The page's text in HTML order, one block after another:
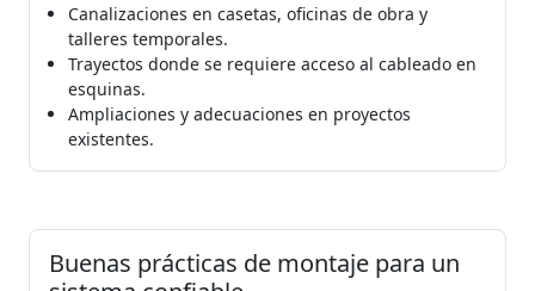
Canalizaciones en casetas, oficinas de obra y
talleres temporales.
Trayectos donde se requiere acceso al cableado en
esquinas.
Ampliaciones y adecuaciones en proyectos
existentes.
Buenas prácticas de montaje para un